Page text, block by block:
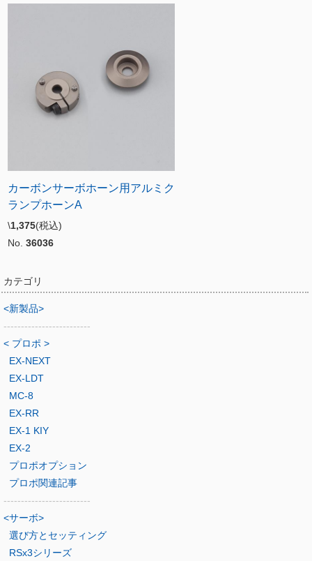
カーボンサーボホーン用アルミク
ランプホーンA
\1,375(税込)
No. 36036
カテゴリ
<新製品>
-------------------------
< プロポ >
EX-NEXT
EX-LDT
MC-8
EX-RR
EX-1 KIY
EX-2
プロポオプション
プロポ関連記事
-------------------------
<サーボ>
選び方とセッティング
RSx3シリーズ